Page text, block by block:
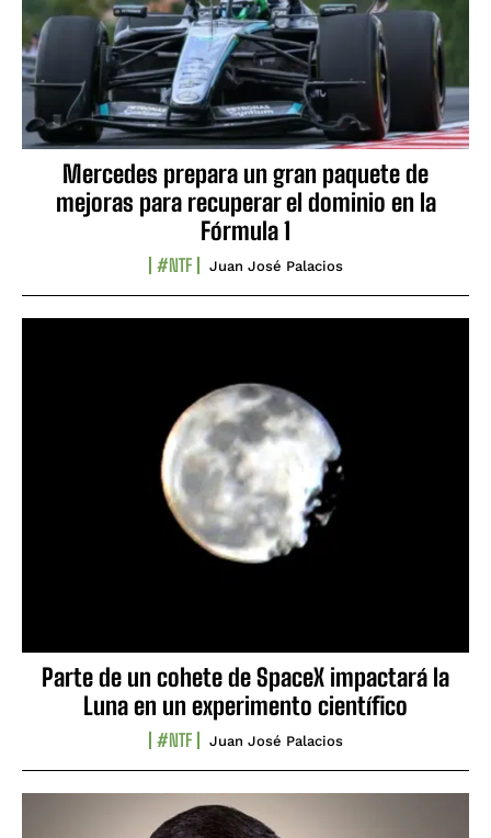
Mercedes prepara un gran paquete de
mejoras para recuperar el dominio en la
Fórmula 1
#NTF Juan José Palacios
Parte de un cohete de SpaceX impactará la
Luna en un experimento científico
#NTF Juan José Palacios